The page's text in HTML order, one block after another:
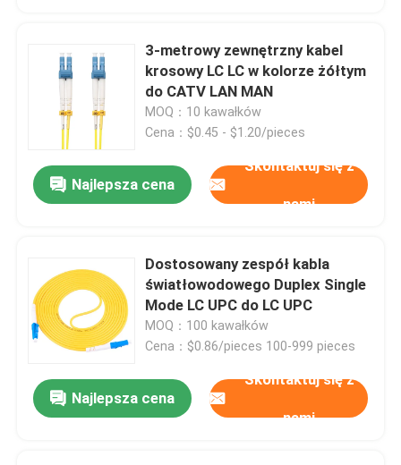
3-metrowy zewnętrzny kabel
krosowy LC LC w kolorze żółtym
do CATV LAN MAN
MOQ：10 kawałków
Cena：$0.45 - $1.20/pieces
Najlepsza cena
Skontaktuj się z
nami
Dostosowany zespół kabla
światłowodowego Duplex Single
Mode LC UPC do LC UPC
MOQ：100 kawałków
Cena：$0.86/pieces 100-999 pieces
Najlepsza cena
Skontaktuj się z
nami